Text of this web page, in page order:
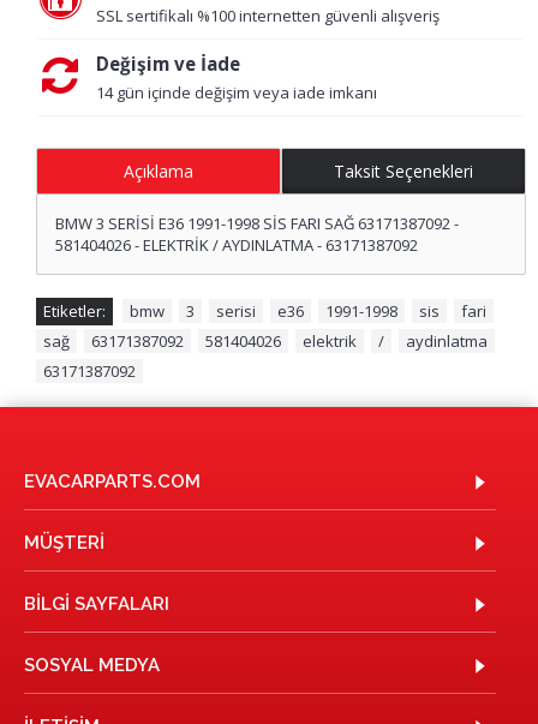
SSL sertifikalı %100 internetten güvenli alışveriş
Değişim ve İade
14 gün içinde değişim veya iade imkanı
Açıklama Taksit Seçenekleri
BMW 3 SERİSİ E36 1991-1998 SİS FARI SAĞ 63171387092 -
581404026 - ELEKTRİK / AYDINLATMA - 63171387092
Etiketler: bmw 3 serisi e36 1991-1998 sis fari
sağ
63171387092 581404026 elektrik / aydinlatma
63171387092
EVACARPARTS.COM
MÜŞTERI
BILGI SAYFALARI
SOSYAL MEDYA